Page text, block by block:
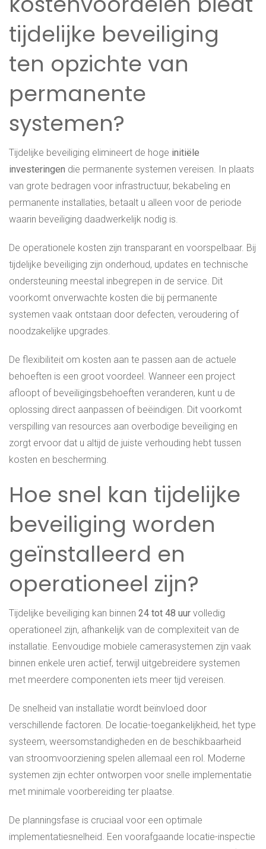
tijdelijke beveiliging
ten opzichte van
permanente
systemen?
Tijdelijke beveiliging elimineert de hoge initiële
investeringen die permanente systemen vereisen. In plaats
van grote bedragen voor infrastructuur, bekabeling en
permanente installaties, betaalt u alleen voor de periode
waarin beveiliging daadwerkelijk nodig is.
De operationele kosten zijn transparant en voorspelbaar. Bij
tijdelijke beveiliging zijn onderhoud, updates en technische
ondersteuning meestal inbegrepen in de service. Dit
voorkomt onverwachte kosten die bij permanente
systemen vaak ontstaan door defecten, veroudering of
noodzakelijke upgrades.
De flexibiliteit om kosten aan te passen aan de actuele
behoeften is een groot voordeel. Wanneer een project
afloopt of beveiligingsbehoeften veranderen, kunt u de
oplossing direct aanpassen of beëindigen. Dit voorkomt
verspilling van resources aan overbodige beveiliging en
zorgt ervoor dat u altijd de juiste verhouding hebt tussen
kosten en bescherming.
Hoe snel kan tijdelijke
beveiliging worden
geïnstalleerd en
operationeel zijn?
Tijdelijke beveiliging kan binnen 24 tot 48 uur volledig
operationeel zijn, afhankelijk van de complexiteit van de
installatie. Eenvoudige mobiele camerasystemen zijn vaak
binnen enkele uren actief, terwijl uitgebreidere systemen
met meerdere componenten iets meer tijd vereisen.
De snelheid van installatie wordt beïnvloed door
verschillende factoren. De locatie-toegankelijkheid, het type
systeem, weersomstandigheden en de beschikbaarheid
van stroomvoorziening spelen allemaal een rol. Moderne
systemen zijn echter ontworpen voor snelle implementatie
met minimale voorbereiding ter plaatse.
De planningsfase is cruciaal voor een optimale
implementatiesnelheid. Een voorafgaande locatie-inspectie